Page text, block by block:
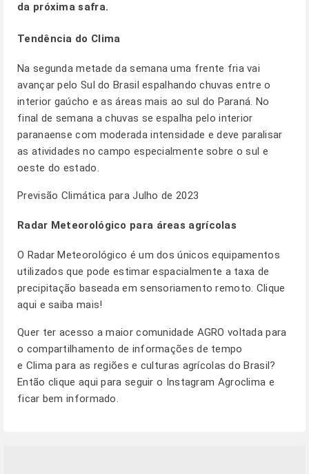
da próxima safra.
Tendência do Clima
Na segunda metade da semana uma frente fria vai
avançar pelo Sul do Brasil espalhando chuvas entre o
interior gaúcho e as áreas mais ao sul do Paraná. No
final de semana a chuvas se espalha pelo interior
paranaense com moderada intensidade e deve paralisar
as atividades no campo especialmente sobre o sul e
oeste do estado.
Previsão Climática para Julho de 2023
Radar Meteorológico para áreas agrícolas
O Radar Meteorológico é um dos únicos equipamentos
utilizados que pode estimar espacialmente a taxa de
precipitação baseada em sensoriamento remoto. Clique
aqui e saiba mais!
Quer ter acesso a maior comunidade AGRO voltada para
o compartilhamento de informações de tempo
e Clima para as regiões e culturas agrícolas do Brasil?
Então clique aqui para seguir o Instagram Agroclima e
ficar bem informado.